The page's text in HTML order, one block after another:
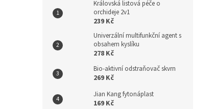
Královská listová péče o
orchideje 2v1
239 Kč
Univerzální multifunkční agent s
obsahem kyslíku
278 Kč
Bio-aktivní odstraňovač skvrn
269 Kč
Jian Kang fytonáplast
169 Kč